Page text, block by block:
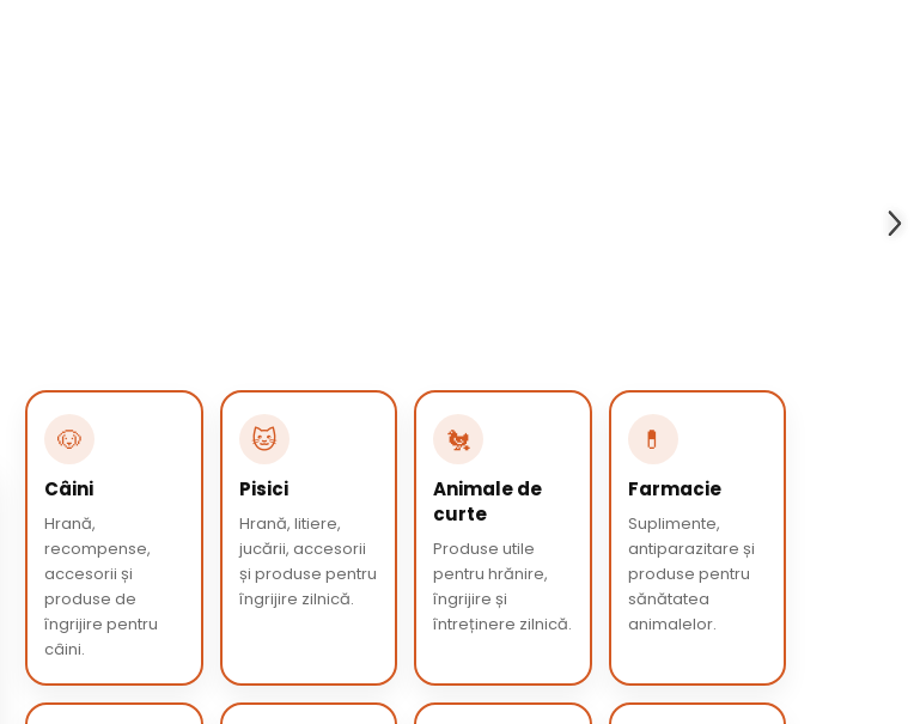
🐶
Câini
Hrană,
recompense,
accesorii și
produse de
îngrijire pentru
câini.
🐱
Pisici
Hrană, litiere,
jucării, accesorii
și produse pentru
îngrijire zilnică.
🐔
Animale de
curte
Produse utile
pentru hrănire,
îngrijire și
întreținere zilnică.
💊
Farmacie
Suplimente,
antiparazitare și
produse pentru
sănătatea
animalelor.